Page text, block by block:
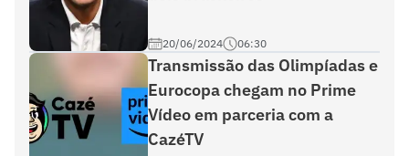
20/06/2024 06:30
Transmissão das Olimpíadas e
Eurocopa chegam no Prime
Vídeo em parceria com a
CazéTV